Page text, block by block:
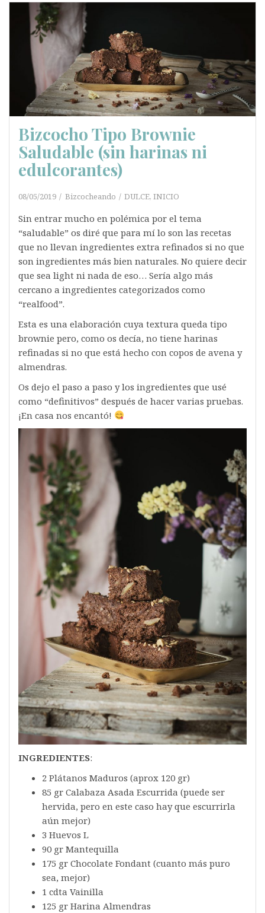
Bizcocho Tipo Brownie
Saludable (sin harinas ni
edulcorantes)
08/05/2019 Bizcocheando DULCE, INICIO
Sin entrar mucho en polémica por el tema
“saludable” os diré que para mí lo son las recetas
que no llevan ingredientes extra refinados si no que
son ingredientes más bien naturales. No quiere decir
que sea light ni nada de eso… Sería algo más
cercano a ingredientes categorizados como
“realfood”.
Esta es una elaboración cuya textura queda tipo
brownie pero, como os decía, no tiene harinas
refinadas si no que está hecho con copos de avena y
almendras.
Os dejo el paso a paso y los ingredientes que usé
como “definitivos” después de hacer varias pruebas.
¡En casa nos encantó!
INGREDIENTES:
2 Plátanos Maduros (aprox 120 gr)
85 gr Calabaza Asada Escurrida (puede ser
hervida, pero en este caso hay que escurrirla
aún mejor)
3 Huevos L
90 gr Mantequilla
175 gr Chocolate Fondant (cuanto más puro
sea, mejor)
1 cdta Vainilla
125 gr Harina Almendras